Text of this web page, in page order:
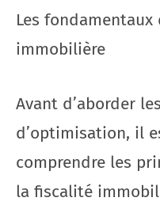
Les
immobilière
Avant d’aborder
d’optimisation, il
comprendre les
la fiscalité